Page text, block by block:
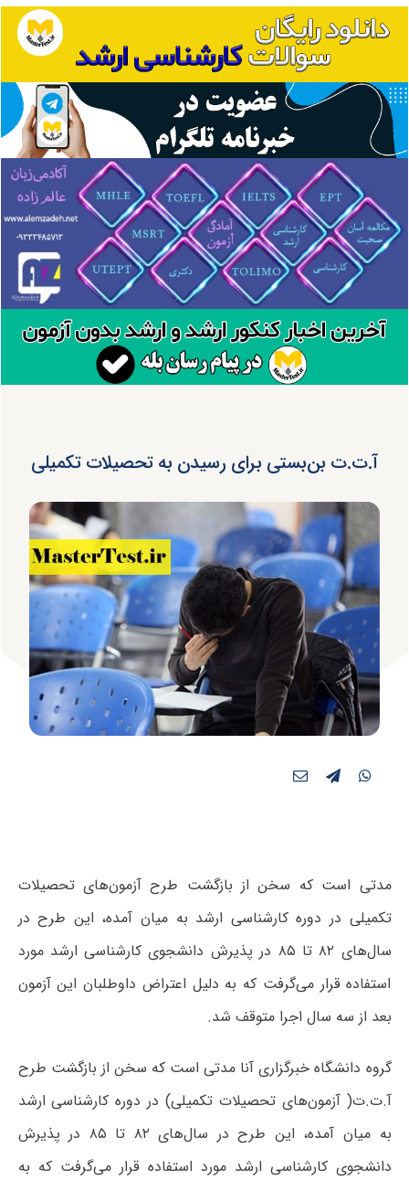
آ.ت.ت بن‌بستی برای رسیدن به تحصیلات تکمیلی
مدتی است که سخن از بازگشت طرح آزمون‌های تحصیلات
تکمیلی در دوره کارشناسی ارشد به میان آمده، این طرح در
سال‌های ۸۲ تا ۸۵ در پذیرش دانشجوی کارشناسی ارشد مورد
استفاده قرار می‌گرفت که به دلیل اعتراض داوطلبان این آزمون
بعد از سه سال اجرا متوقف شد.
گروه دانشگاه خبرگزاری آنا مدتی است که سخن از بازگشت طرح
آ.ت.ت( آزمون‌های تحصیلات تکمیلی) در دوره کارشناسی ارشد
به میان آمده، این طرح در سال‌های ۸۲ تا ۸۵ در پذیرش
دانشجوی کارشناسی ارشد مورد استفاده قرار می‌گرفت که به